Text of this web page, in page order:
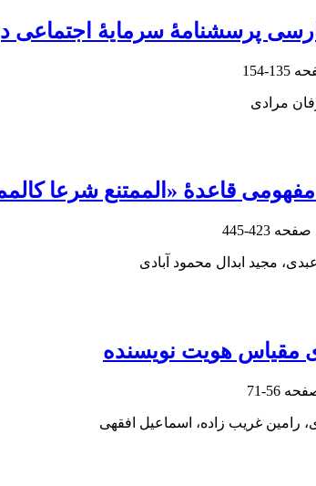
پرسشنامۀ سرمایۀ اجتماعی
135-154
مرادی
قاعدۀ «الممتنع شرعا
423-445
مجید ابدال محمود آبادی
مقیاس هویت نویسنده
56-71
غریب زاده، اسماعیل افقهی